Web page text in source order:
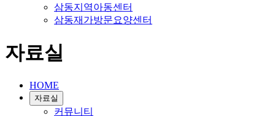
삼동지역아동센터
삼동재가방문요양센터
자료실
HOME
자료실
커뮤니티